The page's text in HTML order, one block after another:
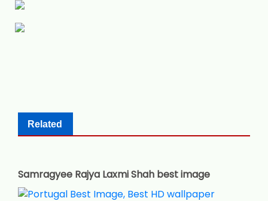
Related
Samragyee Rajya Laxmi Shah best image